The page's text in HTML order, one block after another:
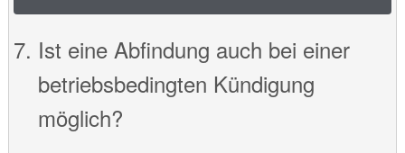
Ist eine Abfindung auch bei einer
betriebsbedingten Kündigung
möglich?